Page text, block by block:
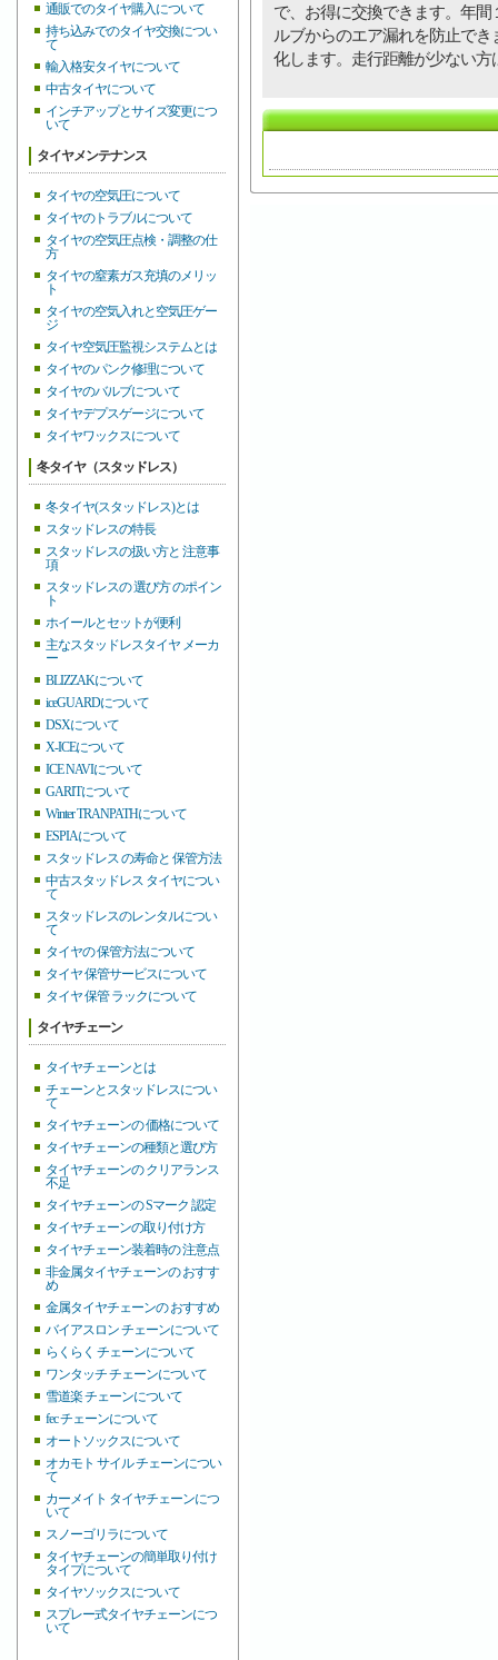
通販でのタイヤ購入について
持ち込みでのタイヤ交換につい
て
輸入格安タイヤについて
中古タイヤについて
インチアップとサイズ変更につ
いて
タイヤメンテナンス
タイヤの空気圧について
タイヤのトラブルについて
タイヤの空気圧点検・調整の仕
方
タイヤの窒素ガス充填のメリッ
ト
タイヤの空気入れと空気圧ゲー
ジ
タイヤ空気圧監視システムとは
タイヤのパンク修理について
タイヤのバルブについて
タイヤデプスゲージについて
タイヤワックスについて
冬タイヤ（スタッドレス）
冬タイヤ(スタッドレス)とは
スタッドレスの特長
スタッドレスの扱い方と 注意事
項
スタッドレスの 選び方 のポイン
ト
ホイールとセットが便利
主なスタッドレスタイヤ メーカ
ー
BLIZZAKについて
iceGUARDについて
DSXについて
X-ICEについて
ICE NAVIについて
GARITについて
Winter TRANPATHについて
ESPIAについて
スタッドレス の寿命と 保管方法
中古スタッドレス タイヤについ
て
スタッドレスのレンタルについ
て
タイヤの 保管方法について
タイヤ 保管サービスについて
タイヤ 保管 ラックについて
タイヤチェーン
タイヤチェーンとは
チェーンとスタッドレスについ
て
タイヤチェーンの 価格について
タイヤチェーンの種類と選び方
タイヤチェーンの クリアランス
不足
タイヤチェーンの Sマーク 認定
タイヤチェーンの取り付け方
タイヤチェーン装着時の 注意点
非金属タイヤチェーンの おすす
め
金属タイヤチェーンの おすすめ
バイアスロン チェーンについて
らくらく チェーンについて
ワンタッチ チェーンについて
雪道楽 チェーンについて
fec チェーンについて
オートソックスについて
オカモト サイル チェーンについ
て
カーメイト タイヤチェーンにつ
いて
スノーゴリラについて
タイヤチェーンの簡単取り付け
タイプについて
タイヤソックスについて
スプレー式タイヤチェーンにつ
いて
で、お得に交換できます。年
ルブからのエア漏れを防止で
化します。走行距離が少ない